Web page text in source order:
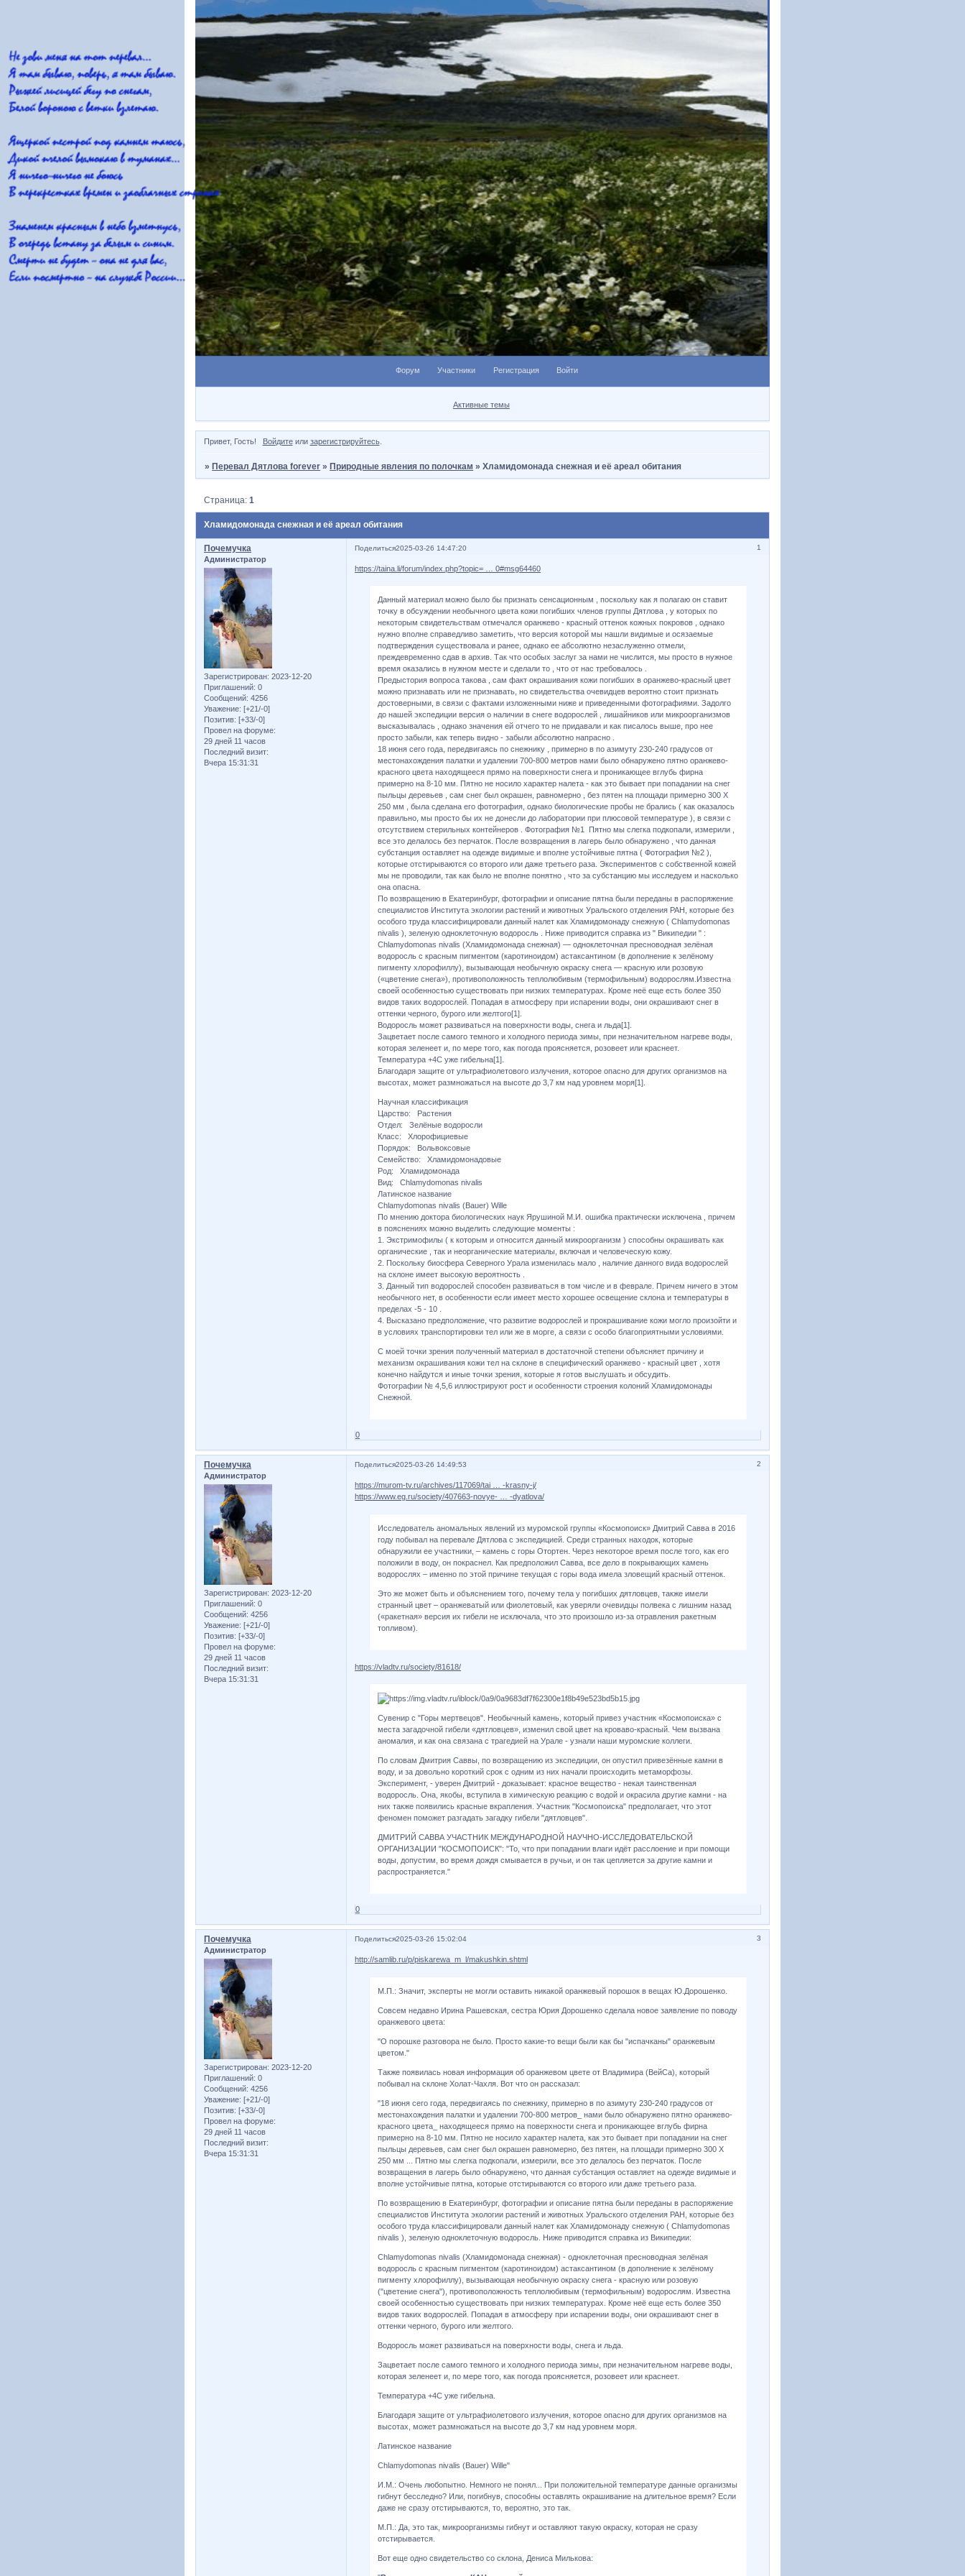
Форум Участники Регистрация Войти
Активные темы
Привет, Гость! Войдитеили зарегистрируйтесь.
»Перевал Дятлова forever »Природные явления по полочкам »Хламидомонада снежная и её ареал обитания
Хламидомонада снежная и её ареал обитания
Страница:1
Поделиться 1
2025-03-26 14:47:20
Почемучка
Администратор
Зарегистрирован: 2023-12-20
Приглашений: 0
Сообщений: 4256
Уважение: [+21/-0]
Позитив: [+33/-0]
Провел на форуме:
29 дней 11 часов
Последний визит:
Вчера 15:31:31
https://taina.li/forum/index.php?topic= … 0#msg64460
Данный материал можно было бы признать сенсационным , поскольку как я полагаю он ставит
точку в обсуждении необычного цвета кожи погибших членов группы Дятлова , у которых по
некоторым свидетельствам отмечался оранжево - красный оттенок кожных покровов , однако
нужно вполне справедливо заметить, что версия которой мы нашли видимые и осязаемые
подтверждения существовала и ранее, однако ее абсолютно незаслуженно отмели,
преждевременно сдав в архив. Так что особых заслуг за нами не числится, мы просто в нужное
время оказались в нужном месте и сделали то , что от нас требовалось .
Предыстория вопроса такова , сам факт окрашивания кожи погибших в оранжево-красный цвет
можно признавать или не признавать, но свидетельства очевидцев вероятно стоит признать
достоверными, в связи с фактами изложенными ниже и приведенными фотографиями. Задолго
до нашей экспедиции версия о наличии в снеге водорослей , лишайников или микроорганизмов
высказывалась , однако значения ей отчего то не придавали и как писалось выше, про нее
просто забыли, как теперь видно - забыли абсолютно напрасно .
18 июня сего года, передвигаясь по снежнику , примерно в по азимуту 230-240 градусов от
местонахождения палатки и удалении 700-800 метров нами было обнаружено пятно оранжево-
красного цвета находящееся прямо на поверхности снега и проникающее вглубь фирна
примерно на 8-10 мм. Пятно не носило характер налета - как это бывает при попадании на снег
пыльцы деревьев , сам снег был окрашен, равномерно , без пятен на площади примерно 300 Х
250 мм , была сделана его фотография, однако биологические пробы не брались ( как оказалось
правильно, мы просто бы их не донесли до лаборатории при плюсовой температуре ), в связи с
отсутствием стерильных контейнеров . Фотография №1 Пятно мы слегка подкопали, измерили ,
все это делалось без перчаток. После возвращения в лагерь было обнаружено , что данная
субстанция оставляет на одежде видимые и вполне устойчивые пятна ( Фотография №2 ),
которые отстирываются со второго или даже третьего раза. Экспериментов с собственной кожей
мы не проводили, так как было не вполне понятно , что за субстанцию мы исследуем и насколько
она опасна.
По возвращению в Екатеринбург, фотографии и описание пятна были переданы в распоряжение
специалистов Института экологии растений и животных Уральского отделения РАН, которые без
особого труда классифицировали данный налет как Хламидомонаду снежную ( Chlamydomonas
nivalis ), зеленую одноклеточную водоросль . Ниже приводится справка из " Википедии " :
Chlamydomonas nivalis (Хламидомонада снежная) — одноклеточная пресноводная зелёная
водоросль с красным пигментом (каротиноидом) астаксантином (в дополнение к зелёному
пигменту хлорофиллу), вызывающая необычную окраску снега — красную или розовую
(«цветение снега»), противоположность теплолюбивым (термофильным) водорослям.Известна
своей особенностью существовать при низких температурах. Кроме неё еще есть более 350
видов таких водорослей. Попадая в атмосферу при испарении воды, они окрашивают снег в
оттенки черного, бурого или желтого[1].
Водоросль может развиваться на поверхности воды, снега и льда[1].
Зацветает после самого темного и холодного периода зимы, при незначительном нагреве воды,
которая зеленеет и, по мере того, как погода проясняется, розовеет или краснеет.
Температура +4С уже гибельна[1].
Благодаря защите от ультрафиолетового излучения, которое опасно для других организмов на
высотах, может размножаться на высоте до 3,7 км над уровнем моря[1].
Научная классификация
Царство: Растения
Отдел: Зелёные водоросли
Класс: Хлорофициевые
Порядок: Вольвоксовые
Семейство: Хламидомонадовые
Род: Хламидомонада
Вид: Chlamydomonas nivalis
Латинское название
Chlamydomonas nivalis (Bauer) Wille
По мнению доктора биологических наук Ярушиной М.И. ошибка практически исключена , причем
в пояснениях можно выделить следующие моменты :
1. Экстримофилы ( к которым и относится данный микроорганизм ) способны окрашивать как
органические , так и неорганические материалы, включая и человеческую кожу.
2. Поскольку биосфера Северного Урала изменилась мало , наличие данного вида водорослей
на склоне имеет высокую вероятность .
3. Данный тип водорослей способен развиваться в том числе и в феврале. Причем ничего в этом
необычного нет, в особенности если имеет место хорошее освещение склона и температуры в
пределах -5 - 10 .
4. Высказано предположение, что развитие водорослей и прокрашивание кожи могло произойти и
в условиях транспортировки тел или же в морге, а связи с особо благоприятными условиями.
С моей точки зрения полученный материал в достаточной степени объясняет причину и
механизм окрашивания кожи тел на склоне в специфический оранжево - красный цвет , хотя
конечно найдутся и иные точки зрения, которые я готов выслушать и обсудить.
Фотографии № 4,5,6 иллюстрируют рост и особенности строения колоний Хламидомонады
Снежной.
0
Поделиться 2
2025-03-26 14:49:53
Почемучка
Администратор
Зарегистрирован: 2023-12-20
Приглашений: 0
Сообщений: 4256
Уважение: [+21/-0]
Позитив: [+33/-0]
Провел на форуме:
29 дней 11 часов
Последний визит:
Вчера 15:31:31
https://murom-tv.ru/archives/117069/tai … -krasny-j/
https://www.eg.ru/society/407663-novye- … -dyatlova/
Исследователь аномальных явлений из муромской группы «Космопоиск» Дмитрий Савва в 2016
году побывал на перевале Дятлова с экспедицией. Среди странных находок, которые
обнаружили ее участники, – камень с горы Отортен. Через некоторое время после того, как его
положили в воду, он покраснел. Как предположил Савва, все дело в покрывающих камень
водорослях – именно по этой причине текущая с горы вода имела зловещий красный оттенок.
Это же может быть и объяснением того, почему тела у погибших дятловцев, также имели
странный цвет – оранжеватый или фиолетовый, как уверяли очевидцы полвека с лишним назад
(«ракетная» версия их гибели не исключала, что это произошло из-за отравления ракетным
топливом).
https://vladtv.ru/society/81618/
Сувенир с "Горы мертвецов". Необычный камень, который привез участник «Космопоиска» с
места загадочной гибели «дятловцев», изменил свой цвет на кроваво-красный. Чем вызвана
аномалия, и как она связана с трагедией на Урале - узнали наши муромские коллеги.
По словам Дмитрия Саввы, по возвращению из экспедиции, он опустил привезённые камни в
воду, и за довольно короткий срок с одним из них начали происходить метаморфозы.
Эксперимент, - уверен Дмитрий - доказывает: красное вещество - некая таинственная
водоросль. Она, якобы, вступила в химическую реакцию с водой и окрасила другие камни - на
них также появились красные вкрапления. Участник "Космопоиска" предполагает, что этот
феномен поможет разгадать загадку гибели "дятловцев".
ДМИТРИЙ САВВА УЧАСТНИК МЕЖДУНАРОДНОЙ НАУЧНО-ИССЛЕДОВАТЕЛЬСКОЙ
ОРГАНИЗАЦИИ "КОСМОПОИСК": "То, что при попадании влаги идёт расслоение и при помощи
воды, допустим, во время дождя смывается в ручьи, и он так цепляется за другие камни и
распространяется."
0
Поделиться 3
2025-03-26 15:02:04
Почемучка
Администратор
Зарегистрирован: 2023-12-20
Приглашений: 0
Сообщений: 4256
Уважение: [+21/-0]
Позитив: [+33/-0]
Провел на форуме:
29 дней 11 часов
Последний визит:
Вчера 15:31:31
http://samlib.ru/p/piskarewa_m_l/makushkin.shtml
М.П.: Значит, эксперты не могли оставить никакой оранжевый порошок в вещах Ю.Дорошенко.
Совсем недавно Ирина Рашевская, сестра Юрия Дорошенко сделала новое заявление по поводу
оранжевого цвета:
"О порошке разговора не было. Просто какие-то вещи были как бы "испачканы" оранжeвым
цветом."
Также появилась новая информация об оранжевом цвете от Владимира (ВейСа), который
побывал на склоне Холат-Чахля. Вот что он рассказал:
"18 июня сего года, передвигаясь по снежнику, примерно в по азимуту 230-240 градусов от
местонахождения палатки и удалении 700-800 метров_ нами было обнаружено пятно оранжево-
красного цвета_ находящееся прямо на поверхности снега и проникающее вглубь фирна
примерно на 8-10 мм. Пятно не носило характер налета, как это бывает при попадании на снег
пыльцы деревьев, сам снег был окрашен равномерно, без пятен, на площади примерно 300 Х
250 мм ... Пятно мы слегка подкопали, измерили, все это делалось без перчаток. После
возвращения в лагерь было обнаружено, что данная субстанция оставляет на одежде видимые и
вполне устойчивые пятна, которые отстирываются со второго или даже третьего раза.
По возвращению в Екатеринбург, фотографии и описание пятна были переданы в распоряжение
специалистов Института экологии растений и животных Уральского отделения РАН, которые без
особого труда классифицировали данный налет как Хламидомонаду снежную ( Chlamydomonas
nivalis ), зеленую одноклеточную водоросль. Ниже приводится справка из Википедии:
Chlamydomonas nivalis (Хламидомонада снежная) - одноклеточная пресноводная зелёная
водоросль с красным пигментом (каротиноидом) астаксантином (в дополнение к зелёному
пигменту хлорофиллу), вызывающая необычную окраску снега - красную или розовую
("цветение снега"), противоположность теплолюбивым (термофильным) водорослям. Известна
своей особенностью существовать при низких температурах. Кроме неё еще есть более 350
видов таких водорослей. Попадая в атмосферу при испарении воды, они окрашивают снег в
оттенки черного, бурого или желтого.
Водоросль может развиваться на поверхности воды, снега и льда.
Зацветает после самого темного и холодного периода зимы, при незначительном нагреве воды,
которая зеленеет и, по мере того, как погода проясняется, розовеет или краснеет.
Температура +4С уже гибельна.
Благодаря защите от ультрафиолетового излучения, которое опасно для других организмов на
высотах, может размножаться на высоте до 3,7 км над уровнем моря.
Латинское название
Chlamydomonas nivalis (Bauer) Wille"
И.М.: Очень любопытно. Немного не понял... При положительной температуре данные организмы
гибнут бесследно? Или, погибнув, способны оставлять окрашивание на длительное время? Если
даже не сразу отстирываются, то, вероятно, это так.
М.П.: Да, это так, микроорганизмы гибнут и оставляют такую окраску, которая не сразу
отстирывается.
Вот еще одно свидетельство со склона, Дениса Милькова: